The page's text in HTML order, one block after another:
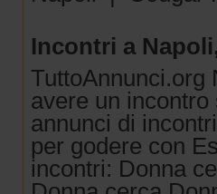
Incontri a
TuttoAnnunci.org
avere un
annunci di
per godere con
incontri: Donna